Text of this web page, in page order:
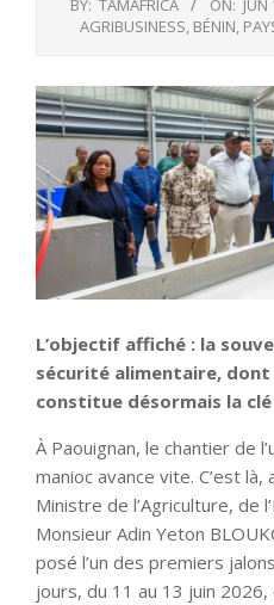
BY: TAMAFRICA ON:
AGRIBUSINESS, BÉNIN,
L’objectif affiché : la
sécurité alimentaire,
constitue désormais la
À Paouignan, le chantier de
manioc avance vite. C’est
Ministre de l’Agriculture, de
Monsieur Adin Yeton
posé l’un des premiers
jours, du 11 au 13 juin 2026,